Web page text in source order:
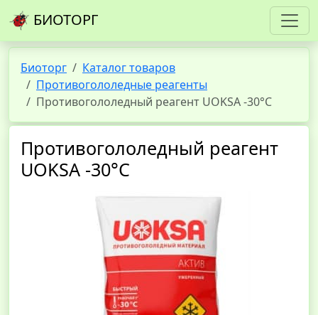
БИОТОРГ
Биоторг
Каталог товаров
Противогололедные реагенты
Противогололедный реагент UOKSA -30°C
Противогололедный реагент
UOKSA -30°C